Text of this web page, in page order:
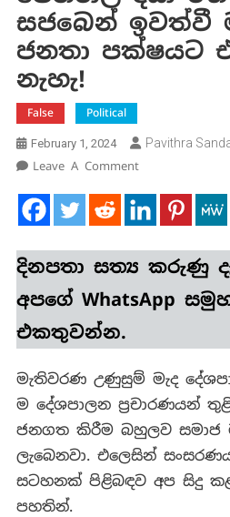
සජබෙන් ඉවත්වී
ජනතා පක්ෂයට
නැහැ!
False Political
February 1, 2024 Pavithra
Leave A CommentOn
දයා
රත්නායක
සජබෙන්
ඉවත්වී
මව්බිම
ජනතා
එකතු
වී
නැහැ!
දිනපතා සත්‍ය කරුණු
අපගේ WhatsApp
එකතුවන්න.
මැතිවරණ උණුසුම් මැද
ම දේශපාලන ප්‍රචාරණයන්
ජනගත කිරීම බහුලව සමාජ
ලැබෙනවා. එලෙසින්
සටහනක් පිළිබඳව අප සිදු
පහතින්.